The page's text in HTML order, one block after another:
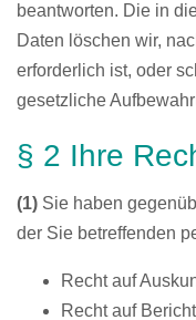
beantworten. Die in
Daten löschen wir,
erforderlich ist, oder
gesetzliche
§ 2 Ihre
(1) Sie haben
der Sie betreffenden
Recht auf
Recht auf